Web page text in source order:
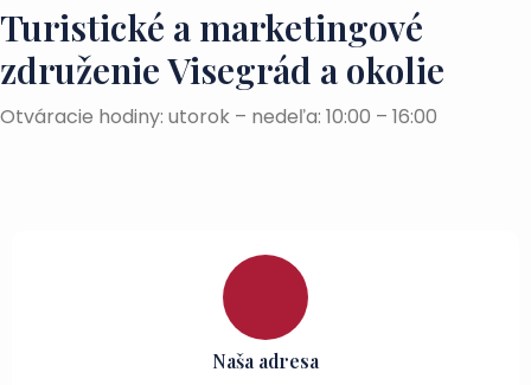
Turistické a marketingové
združenie Visegrád a okolie
Otváracie hodiny: utorok – nedeľa: 10:00 – 16:00
Naša adresa